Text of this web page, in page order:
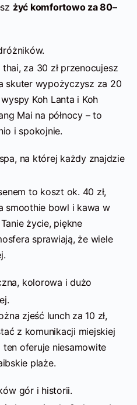
żyć komfortowo za 80–
za 30 zł przenocujesz
skuter wypożyczysz za 20
Koh Lanta i Koh
Mai na północy – to
i spokojnie.
na której każdy znajdzie
to koszt ok. 40 zł,
smoothie bowl i kawa w
życie, piękne
sprawiają, że wiele
kolorowa i dużo
zjeść lunch za 10 zł,
z komunikacji miejskiej
oferuje niesamowite
plaże.
gór i historii.